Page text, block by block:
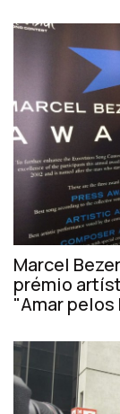
Marcel
prémio
"Amar pelos